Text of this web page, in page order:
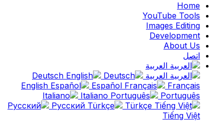
Home
YouTube Tools
Images Editing
Development
About Us
اتصل
العربية
العربية
English
Español
Français
Italiano
Português
Русский
Türkçe
Tiếng Việt